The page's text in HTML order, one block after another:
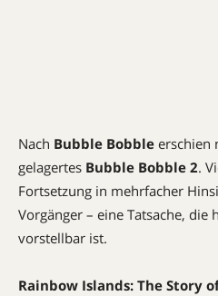
Nach Bubble Bobble erschien
gelagertes Bubble Bobble 2.
Fortsetzung in mehrfacher
Vorgänger – eine Tatsache, die
vorstellbar ist.
Rainbow Islands: The Story